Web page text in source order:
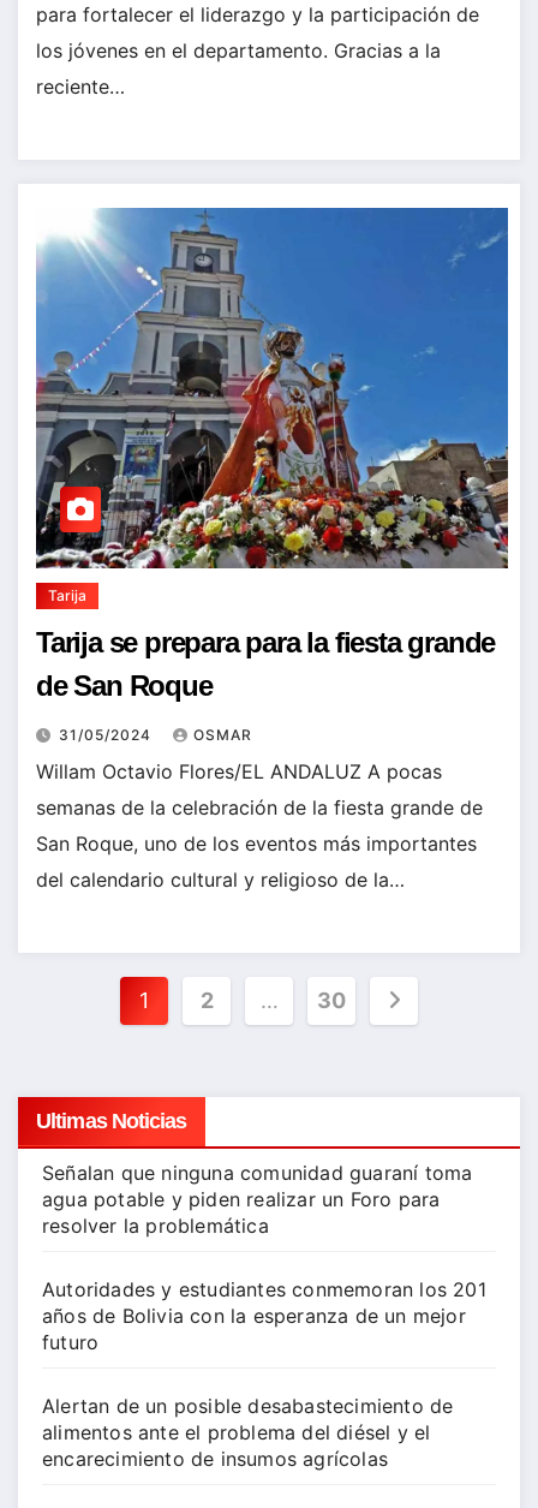
para fortalecer el liderazgo y la participación de
los jóvenes en el departamento. Gracias a la
reciente…
Tarija
Tarija se prepara para la fiesta grande
de San Roque
31/05/2024 OSMAR
Willam Octavio Flores/EL ANDALUZ A pocas
semanas de la celebración de la fiesta grande de
San Roque, uno de los eventos más importantes
del calendario cultural y religioso de la…
Paginación
entradas
1 2 … 30
Ultimas Noticias
Señalan que ninguna comunidad guaraní toma
agua potable y piden realizar un Foro para
resolver la problemática
Autoridades y estudiantes conmemoran los 201
años de Bolivia con la esperanza de un mejor
futuro
Alertan de un posible desabastecimiento de
alimentos ante el problema del diésel y el
encarecimiento de insumos agrícolas